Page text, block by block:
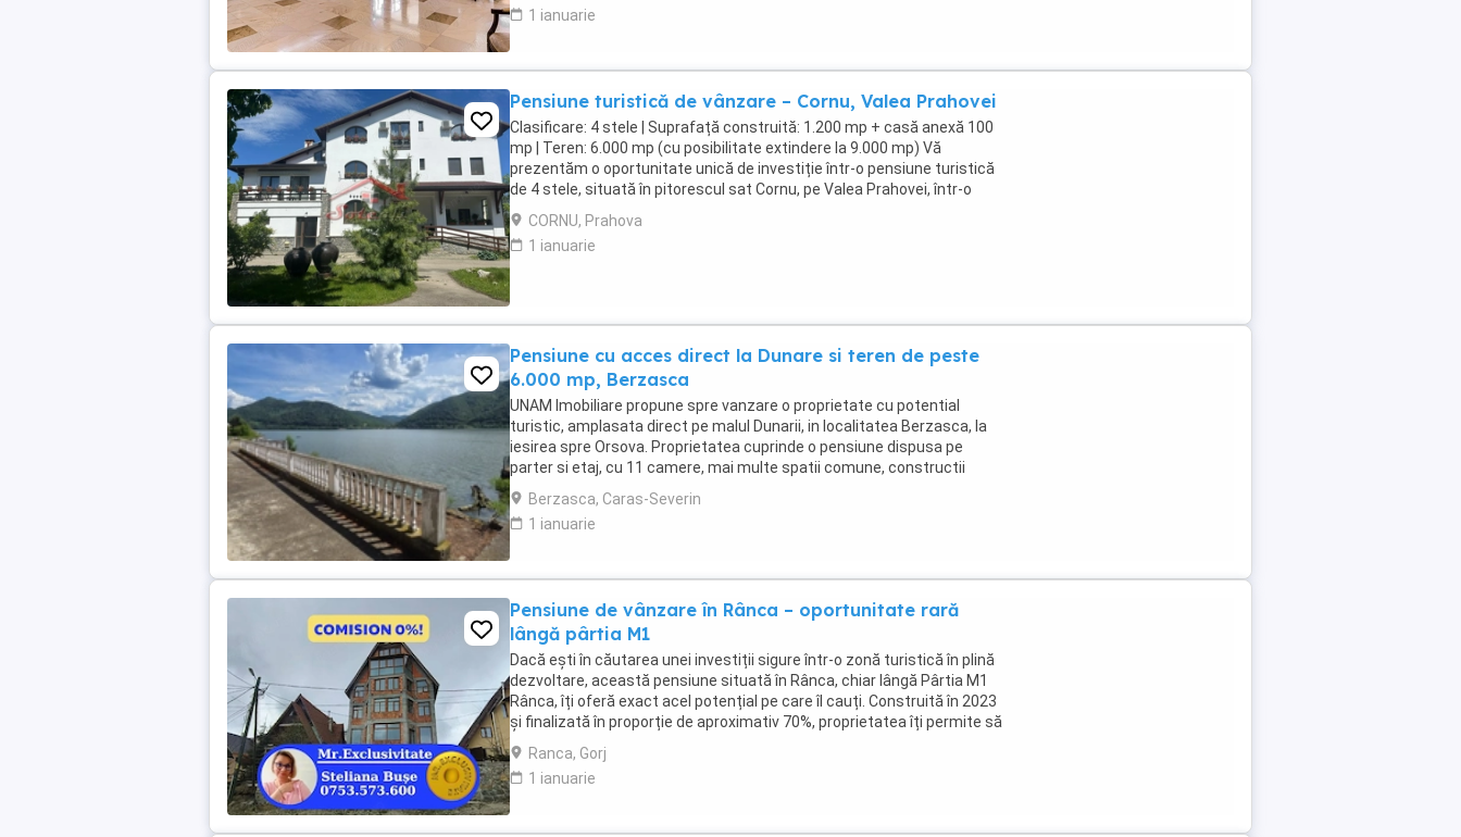
1 ianuarie
Pensiune turistică de vânzare – Cornu, Valea Prahovei
Clasificare: 4 stele | Suprafață construită: 1.200 mp + casă anexă 100
mp | Teren: 6.000 mp (cu posibilitate extindere la 9.000 mp) Vă
prezentăm o oportunitate unică de investiție într-o pensiune turistică
de 4 stele, situată în pitorescul sat Cornu, pe Valea Prahovei, într-o
zonă liniștită și verde, ...
CORNU, Prahova
1 ianuarie
Pensiune cu acces direct la Dunare si teren de peste
6.000 mp, Berzasca
UNAM Imobiliare propune spre vanzare o proprietate cu potential
turistic, amplasata direct pe malul Dunarii, in localitatea Berzasca, la
iesirea spre Orsova. Proprietatea cuprinde o pensiune dispusa pe
parter si etaj, cu 11 camere, mai multe spatii comune, constructii
auxiliare, terase, pontoane si ...
Berzasca, Caras-Severin
1 ianuarie
Pensiune de vânzare în Rânca – oportunitate rară
lângă pârtia M1
Dacă ești în căutarea unei investiții sigure într-o zonă turistică în plină
dezvoltare, această pensiune situată în Rânca, chiar lângă Pârtia M1
Rânca, îți oferă exact acel potențial pe care îl cauți. Construită în 2023
și finalizată în proporție de aproximativ 70%, proprietatea îți permite să
o personalizezi ...
Ranca, Gorj
1 ianuarie